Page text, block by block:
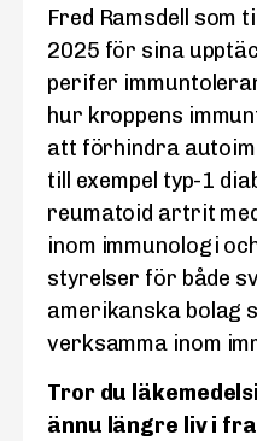
Fred Ramsdell som
2025 för sina
perifer
hur kroppens
att förhindra
till exempel typ-1
reumatoid artrit
inom immunologi
styrelser för både
amerikanska bolag
verksamma inom
Tror du
ännu längre liv i